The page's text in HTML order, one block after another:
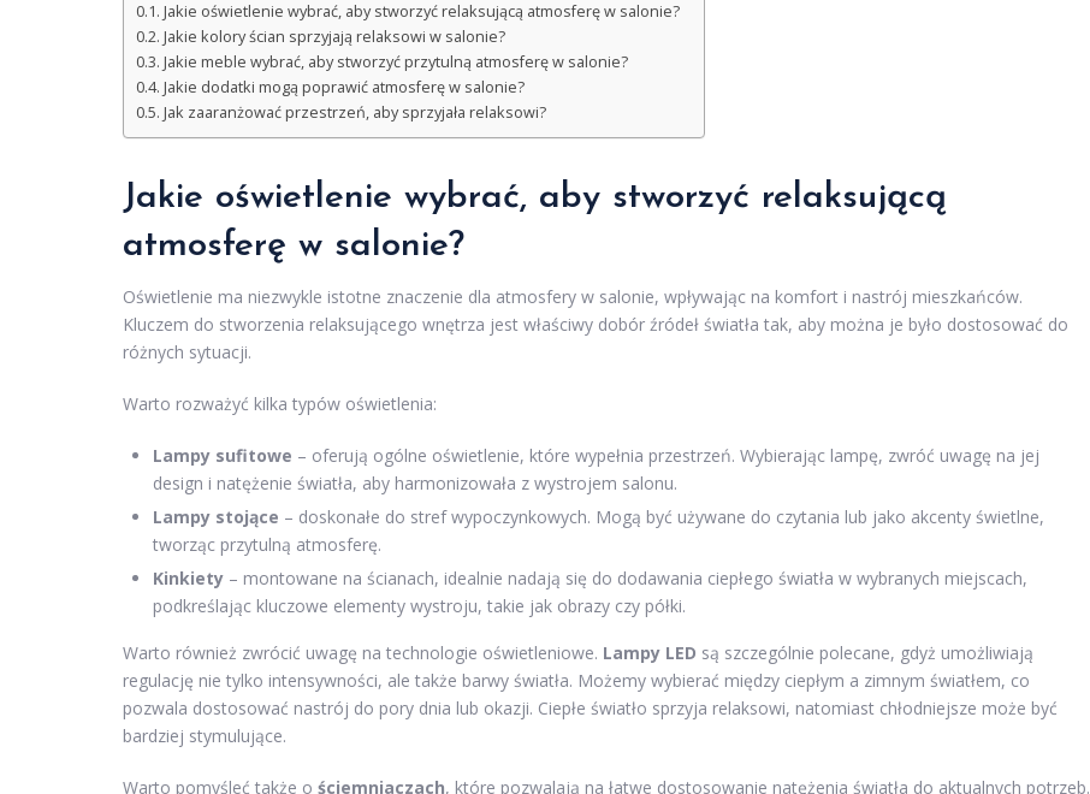
Jakie oświetlenie wybrać, aby stworzyć relaksującą atmosferę w salonie?
Jakie kolory ścian sprzyjają relaksowi w salonie?
Jakie meble wybrać, aby stworzyć przytulną atmosferę w salonie?
Jakie dodatki mogą poprawić atmosferę w salonie?
Jak zaaranżować przestrzeń, aby sprzyjała relaksowi?
Jakie oświetlenie wybrać, aby stworzyć relaksującą
atmosferę w salonie?
Oświetlenie ma niezwykle istotne znaczenie dla atmosfery w salonie, wpływając na komfort i nastrój mieszkańców.
Kluczem do stworzenia relaksującego wnętrza jest właściwy dobór źródeł światła tak, aby można je było dostosować do
różnych sytuacji.
Warto rozważyć kilka typów oświetlenia:
Lampy sufitowe – oferują ogólne oświetlenie, które wypełnia przestrzeń. Wybierając lampę, zwróć uwagę na jej
design i natężenie światła, aby harmonizowała z wystrojem salonu.
Lampy stojące – doskonałe do stref wypoczynkowych. Mogą być używane do czytania lub jako akcenty świetlne,
tworząc przytulną atmosferę.
Kinkiety – montowane na ścianach, idealnie nadają się do dodawania ciepłego światła w wybranych miejscach,
podkreślając kluczowe elementy wystroju, takie jak obrazy czy półki.
Warto również zwrócić uwagę na technologie oświetleniowe. Lampy LED są szczególnie polecane, gdyż umożliwiają
regulację nie tylko intensywności, ale także barwy światła. Możemy wybierać między ciepłym a zimnym światłem, co
pozwala dostosować nastrój do pory dnia lub okazji. Ciepłe światło sprzyja relaksowi, natomiast chłodniejsze może być
bardziej stymulujące.
Warto pomyśleć także o ściemniaczach, które pozwalają na łatwe dostosowanie natężenia światła do aktualnych potrzeb.